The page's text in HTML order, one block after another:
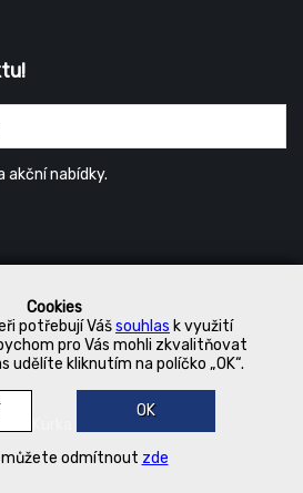
Cookies
potřebují Vášsouhlas k využití
pro Vás mohli zkvalitňovat
udělíte kliknutím na políčko „OK“.
OK
můžete odmítnout zde
akční nabídky.